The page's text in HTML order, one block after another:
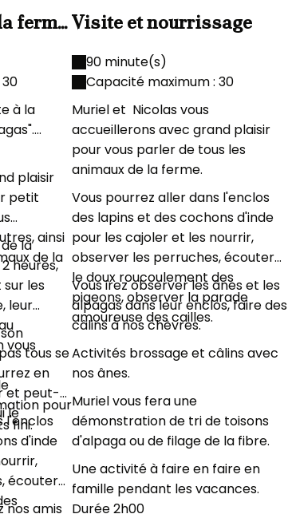
ferme
à la
plaisir
petit
ainsi
de la
la
heures,
les
leur
vous
pour
fini.
tous se
en
et peut-
le
l'enclos
d'inde
écouter
nos amis
Visite et nourrissage
90 minute(s)
Capacité maximum : 30
Muriel et Nicolas vous
accueillerons avec grand plaisir
pour vous parler de tous les
animaux de la ferme.
Vous pourrez aller dans l'enclos
des lapins et des cochons d'inde
pour les cajoler et les nourrir,
observer les perruches, écouter
le doux roucoulement des
pigeons, observer la parade
amoureuse des cailles.
Vous irez observer les ânes et les
alpagas dans leur enclos, faire des
câlins à nos chèvres.
Activités brossage et câlins avec
nos ânes.
Muriel vous fera une
démonstration de tri de toisons
d'alpaga ou de filage de la fibre.
Une activité à faire en faire en
famille pendant les vacances.
Durée 2h00